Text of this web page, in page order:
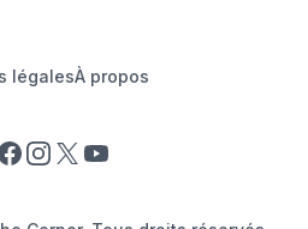
légalesÀ propos
Instagram
X YouTube